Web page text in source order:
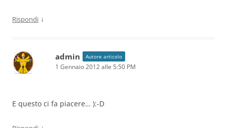
Rispondi ↓
admin Autore articolo
1 Gennaio 2012 alle 5:50 PM
E questo ci fa piacere… ):-D